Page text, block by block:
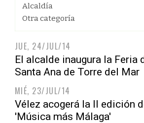
Alcaldía
Otra categoría
JUE, 24/JUL/14
El alcalde inaugura la Feria
Santa Ana de Torre del Mar
MIÉ, 23/JUL/14
Vélez acogerá la II edición
'Música más Málaga'